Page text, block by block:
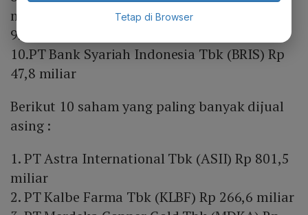
miliar
9. PT Indosat Tbk (ISAT) Rp 77,2 miliar
10.PT Bank Syariah Indonesia Tbk (BRIS) Rp
47,8 miliar
Berikut 10 saham yang paling banyak dijual
asing :
1. PT Astra International Tbk (ASII) Rp 801,5
miliar
2. PT Kalbe Farma Tbk (KLBF) Rp 266,6 miliar
Tetap di Browser